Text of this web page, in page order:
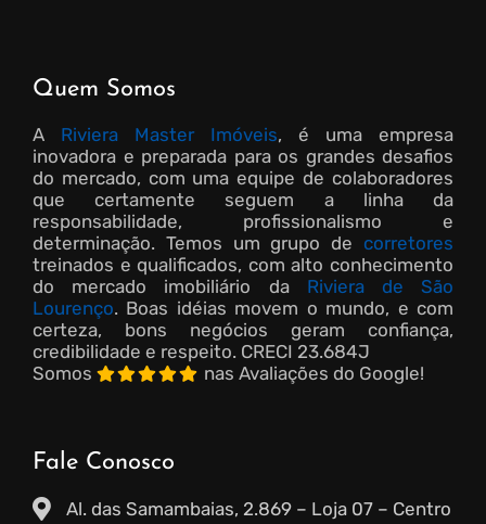
Quem Somos
A Riviera Master Imóveis, é uma empresa
inovadora e preparada para os grandes desafios
do mercado, com uma equipe de colaboradores
que certamente seguem a linha da
responsabilidade, profissionalismo e
determinação. Temos um grupo de corretores
treinados e qualificados, com alto conhecimento
do mercado imobiliário da Riviera de São
Lourenço. Boas idéias movem o mundo, e com
certeza, bons negócios geram confiança,
credibilidade e respeito. CRECI 23.684J
Somos
nas Avaliações do Google!
Fale Conosco
Al. das Samambaias, 2.869 – Loja 07 – Centro